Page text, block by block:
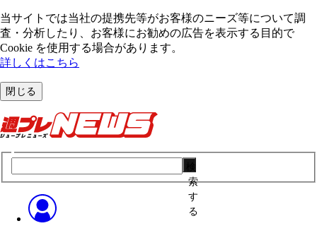
当サイトでは当社の提携先等がお客様のニーズ等について調
査・分析したり、お客様にお勧めの広告を表⽰する⽬的で
Cookie を使⽤する場合があります。
詳しくはこちら
閉じる
索
す
る